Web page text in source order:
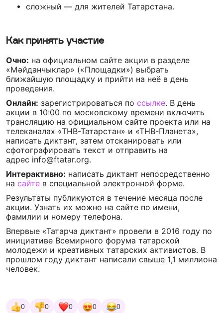
сложный — для жителей Татарстана.
Как принять участие
Очно: на официальном сайте акции в разделе
«Мәйданчыклар» («Площадки») выбрать
ближайшую площадку и прийти на неё в день
проведения.
Онлайн: зарегистрироваться по ссылке. В день
акции в 10:00 по московскому времени включить
трансляцию на официальном сайте проекта или на
телеканалах «ТНВ-Татарстан» и «ТНВ-Планета»,
написать диктант, затем отсканировать или
сфотографировать текст и отправить на
адрес info@ftatar.org.
Интерактивно: написать диктант непосредственно
на сайте в специальной электронной форме.
Результаты публикуются в течение месяца после
акции. Узнать их можно на сайте по имени,
фамилии и номеру телефона.
Впервые «Татарча диктант» провели в 2016 году по
инициативе Всемирного форума татарской
молодежи и креативных татарских активистов. В
прошлом году диктант написали свыше 1,1 миллиона
человек.
0 0 0 0 0